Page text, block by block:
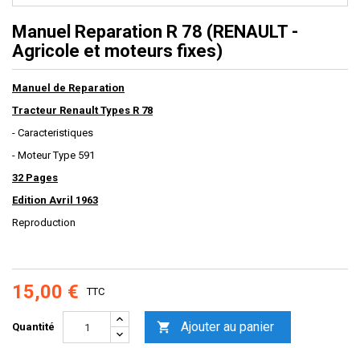
Manuel Reparation R 78 (RENAULT -
Agricole et moteurs fixes)
Manuel de Reparation
Tracteur Renault Types R 78
- Caracteristiques
- Moteur Type 591
32 Pages
Edition Avril 1963
Reproduction
15,00 € TTC
Quantité  Ajouter au panier